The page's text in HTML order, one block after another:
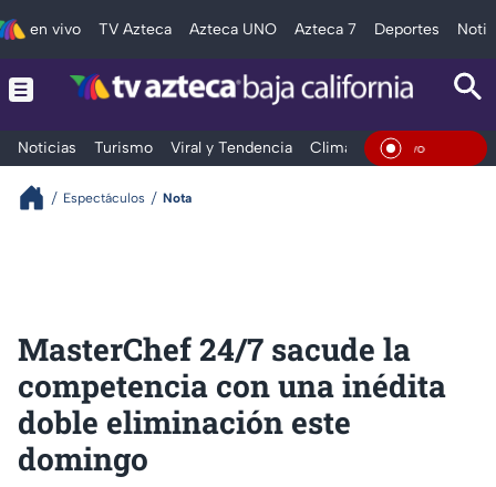
en vivo TV Azteca Azteca UNO Azteca 7 Deportes
Noticias Turismo Viral y Tendencia Clima Deportes En
Espectáculos Nota
MasterChef 24/7 sacude la
competencia con una inédita
doble eliminación este
domingo